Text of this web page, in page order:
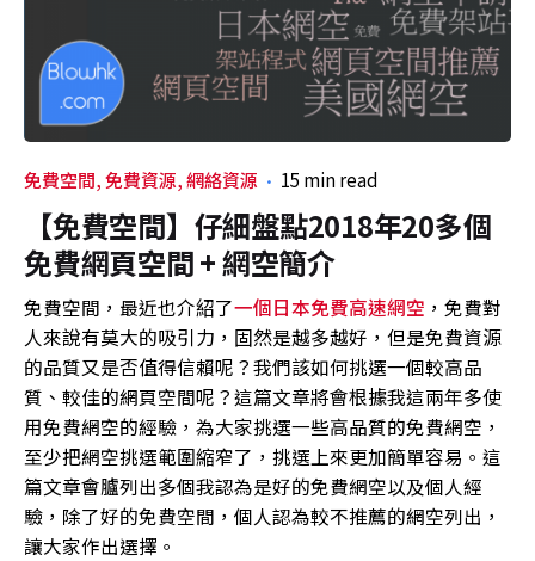
免費空間 免費資源 網絡資源 15 min read
【免費空間】仔細盤點2018年20多個
免費網頁空間 + 網空簡介
免費空間，最近也介紹了一個日本免費高速網空 ，免費對
人來說有莫大的吸引力，固然是越多越好，但是免費資源
的品質又是否值得信賴呢？我們該如何挑選一個較高品
質、較佳的網頁空間呢？這篇文章將會根據我這兩年多使
用免費網空的經驗，為大家挑選一些高品質的免費網空，
至少把網空挑選範圍縮窄了，挑選上來更加簡單容易。這
篇文章會臚列出多個我認為是好的免費網空以及個人經
驗，除了好的免費空間，個人認為較不推薦的網空列出，
讓大家作出選擇。